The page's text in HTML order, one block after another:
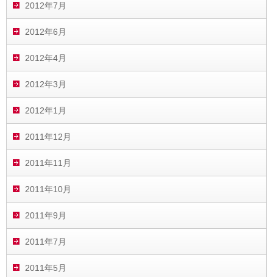
2012年7月
2012年6月
2012年4月
2012年3月
2012年1月
2011年12月
2011年11月
2011年10月
2011年9月
2011年7月
2011年5月